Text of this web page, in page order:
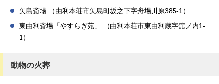
矢島斎場 （由利本荘市矢島町坂之下字舟場川原385‐1）
東由利斎場「やすらぎ苑」 （由利本荘市東由利蔵字舘ノ内1-
1）
動物の火葬